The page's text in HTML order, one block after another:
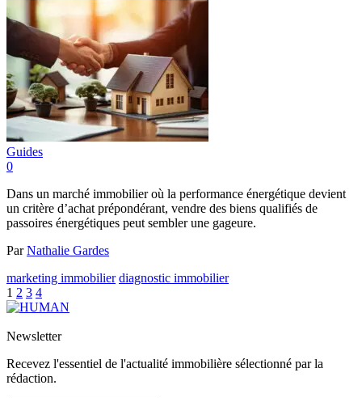
Guides
0
Dans un marché immobilier où la performance énergétique devient
un critère d’achat prépondérant, vendre des biens qualifiés de
passoires énergétiques peut sembler une gageure.
ParNathalie Gardes
marketing immobilier diagnostic immobilier
1 2 3 4
Newsletter
Recevez l'essentiel de l'actualité immobilière sélectionné par la
rédaction.